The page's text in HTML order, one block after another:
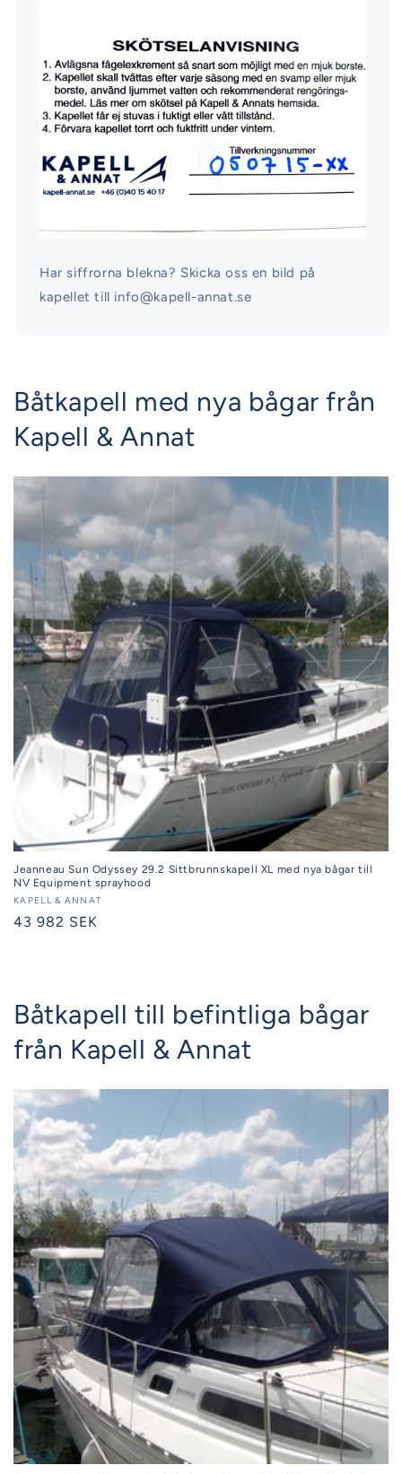
Har siffrorna blekna? Skicka oss en bild på
kapellet till info@kapell-annat.se
Båtkapell med nya bågar från
Kapell & Annat
Jeanneau Sun Odyssey 29.2 Sittbrunnskapell XL med nya bågar till
NV Equipment sprayhood
Säljare:
KAPELL & ANNAT
Ordinarie
43 982 SEK
Båtkapell till befintliga bågar
från Kapell & Annat